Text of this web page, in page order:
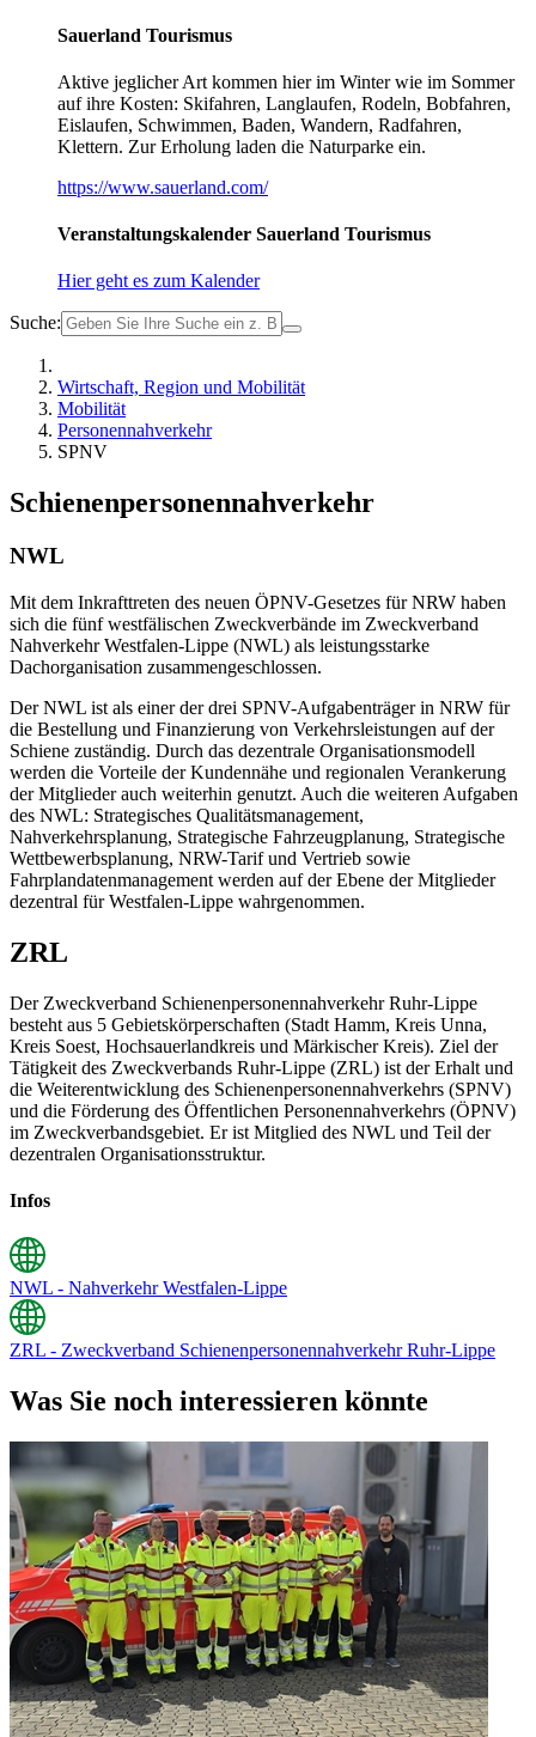
Sauerland Tourismus
Aktive jeglicher Art kommen hier im Winter wie im Sommer
auf ihre Kosten: Skifahren, Langlaufen, Rodeln, Bobfahren,
Eislaufen, Schwimmen, Baden, Wandern, Radfahren,
Klettern. Zur Erholung laden die Naturparke ein.
https://www.sauerland.com/
Veranstaltungskalender Sauerland Tourismus
Hier geht es zum Kalender
Suche:
Wirtschaft, Region und Mobilität
Mobilität
Personennahverkehr
SPNV
Schienenpersonennahverkehr
NWL
Mit dem Inkrafttreten des neuen ÖPNV-Gesetzes für NRW haben
sich die fünf westfälischen Zweckverbände im Zweckverband
Nahverkehr Westfalen-Lippe (NWL) als leistungsstarke
Dachorganisation zusammengeschlossen.
Der NWL ist als einer der drei SPNV-Aufgabenträger in NRW für
die Bestellung und Finanzierung von Verkehrsleistungen auf der
Schiene zuständig. Durch das dezentrale Organisationsmodell
werden die Vorteile der Kundennähe und regionalen Verankerung
der Mitglieder auch weiterhin genutzt. Auch die weiteren Aufgaben
des NWL: Strategisches Qualitätsmanagement,
Nahverkehrsplanung, Strategische Fahrzeugplanung, Strategische
Wettbewerbsplanung, NRW-Tarif und Vertrieb sowie
Fahrplandatenmanagement werden auf der Ebene der Mitglieder
dezentral für Westfalen-Lippe wahrgenommen.
ZRL
Der Zweckverband Schienenpersonennahverkehr Ruhr-Lippe
besteht aus 5 Gebietskörperschaften (Stadt Hamm, Kreis Unna,
Kreis Soest, Hochsauerlandkreis und Märkischer Kreis). Ziel der
Tätigkeit des Zweckverbands Ruhr-Lippe (ZRL) ist der Erhalt und
die Weiterentwicklung des Schienenpersonennahverkehrs (SPNV)
und die Förderung des Öffentlichen Personennahverkehrs (ÖPNV)
im Zweckverbandsgebiet. Er ist Mitglied des NWL und Teil der
dezentralen Organisationsstruktur.
Infos
NWL - Nahverkehr Westfalen-Lippe
ZRL - Zweckverband Schienenpersonennahverkehr Ruhr-Lippe
Was Sie noch interessieren könnte